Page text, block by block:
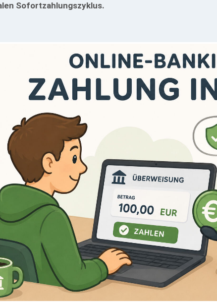
Sofortzahlungszyklus.